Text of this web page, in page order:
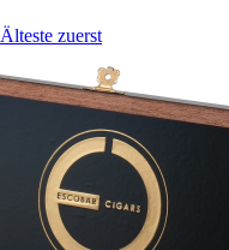
Älteste zuerst